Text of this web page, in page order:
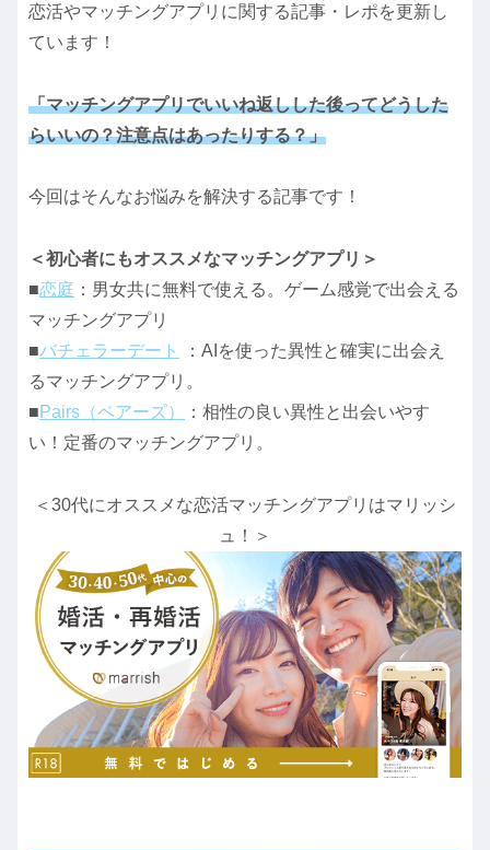
恋活やマッチングアプリに関する記事・レポを更新し
ています！
「マッチングアプリでいいね返しした後ってどうした
らいいの？注意点はあったりする？」
今回はそんなお悩みを解決する記事です！
＜初心者にもオススメなマッチングアプリ＞
■恋庭 ：男女共に無料で使える。ゲーム感覚で出会える
マッチングアプリ
■バチェラーデート
：AIを使った異性と確実に出会え
るマッチングアプリ。
■ Pairs（ペアーズ）
：相性の良い異性と出会いやす
い！定番のマッチングアプリ。
＜30代にオススメな恋活マッチングアプリはマリッシ
ュ！＞